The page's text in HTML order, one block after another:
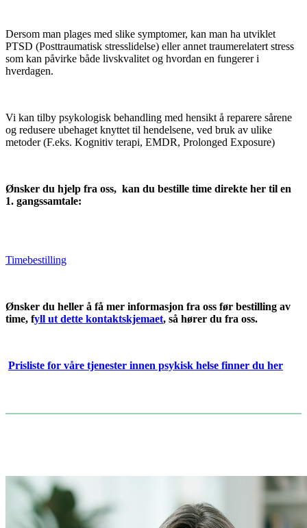
Dersom man plages med slike symptomer, kan man ha utviklet
PTSD (Posttraumatisk stresslidelse) eller annet traumerelatert stress
som kan påvirke både livskvalitet og hvordan en fungerer i
hverdagen.
Vi kan tilby psykologisk behandling med hensikt å reparere sårene
og redusere ubehaget knyttet til hendelsene, ved bruk av ulike
metoder (F.eks. Kognitiv terapi, EMDR, Prolonged Exposure)
Ønsker du hjelp fra oss, kan du bestille time direkte her til en
1. gangssamtale:
Timebestilling
Ønsker du heller å få mer informasjon fra oss før bestilling av
time, fyll ut dette kontaktskjemaet, så hører du fra oss.
Prisliste for våre tjenester innen psykisk helse finner du her